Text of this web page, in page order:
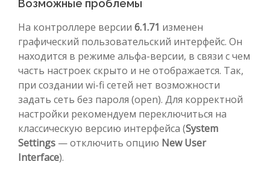
Возможные проблемы
На контроллере версии 6.1.71 изменен
графический пользовательский интерфейс. Он
находится в режиме альфа-версии, в связи с чем
часть настроек скрыто и не отображается. Так,
при создании wi-fi сетей нет возможности
задать сеть без пароля (open). Для корректной
настройки рекомендуем переключиться на
классическую версию интерфейса (System
Settings — отключить опцию New User
Interface).